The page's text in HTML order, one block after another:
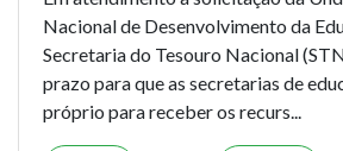
Nacional de Desenvolvimento da
Secretaria do Tesouro Nacional
prazo para que as secretarias de
próprio para receber os recurs...